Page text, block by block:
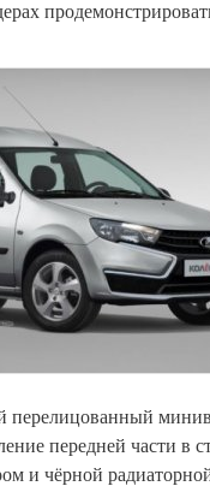
передней части в
и чёрной